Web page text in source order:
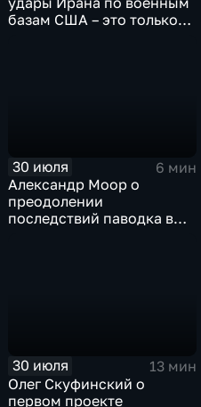
базам США – это только
30 июля
6 мин
Александр Моор о
преодолении
последствий паводка в
30 июля
13 мин
Олег Скуфинский о
первом проекте